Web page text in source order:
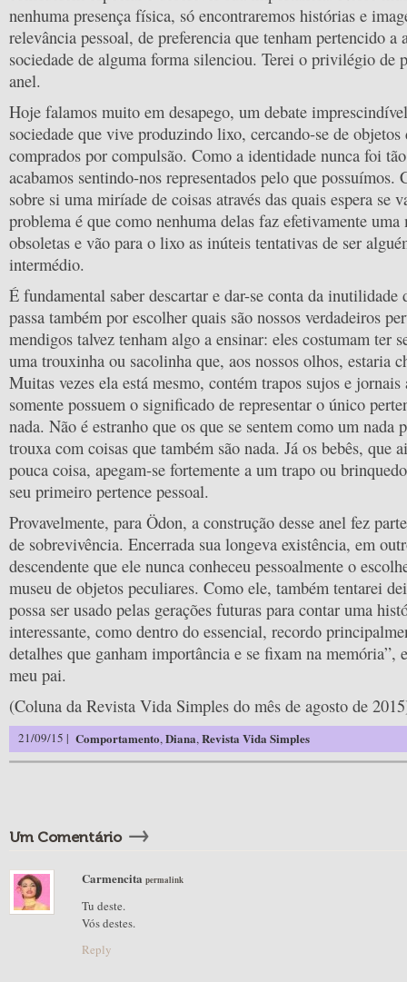
nenhuma presença física, só encontraremos histórias e
relevância pessoal, de preferencia que tenham pertencido a
sociedade de alguma forma silenciou. Terei o privilégio de
anel.
Hoje falamos muito em desapego, um debate
sociedade que vive produzindo lixo, cercando-se de objetos
comprados por compulsão. Como a identidade nunca foi
acabamos sentindo-nos representados pelo que possuímos.
sobre si uma miríade de coisas através das quais espera se
problema é que como nenhuma delas faz efetivamente uma
obsoletas e vão para o lixo as inúteis tentativas de ser
intermédio.
É fundamental saber descartar e dar-se conta da inutilidade
passa também por escolher quais são nossos verdadeiros
mendigos talvez tenham algo a ensinar: eles costumam ter
uma trouxinha ou sacolinha que, aos nossos olhos, estaria
Muitas vezes ela está mesmo, contém trapos sujos e jornais
somente possuem o significado de representar o único
nada. Não é estranho que os que se sentem como um nada
trouxa com coisas que também são nada. Já os bebês, que
pouca coisa, apegam-se fortemente a um trapo ou
seu primeiro pertence pessoal.
Provavelmente, para Ödon, a construção desse anel fez
de sobrevivência. Encerrada sua longeva existência, em
descendente que ele nunca conheceu pessoalmente o
museu de objetos peculiares. Como ele, também tentarei
possa ser usado pelas gerações futuras para contar uma
interessante, como dentro do essencial, recordo
detalhes que ganham importância e se fixam na memória”,
meu pai.
(Coluna da Revista Vida Simples do mês de agosto de
21/09/15 | Comportamento,Diana,Revista Vida Simples
Um Comentário →
Carmencita permalink
Tu deste.
Vós destes.
Reply